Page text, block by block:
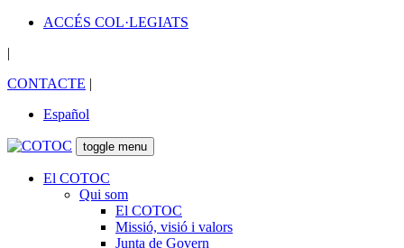
ACCÉS COL·LEGIATS
|
CONTACTE |
Español
toggle menu
El COTOC
Qui som
El COTOC
Missió, visió i valors
Junta de Govern